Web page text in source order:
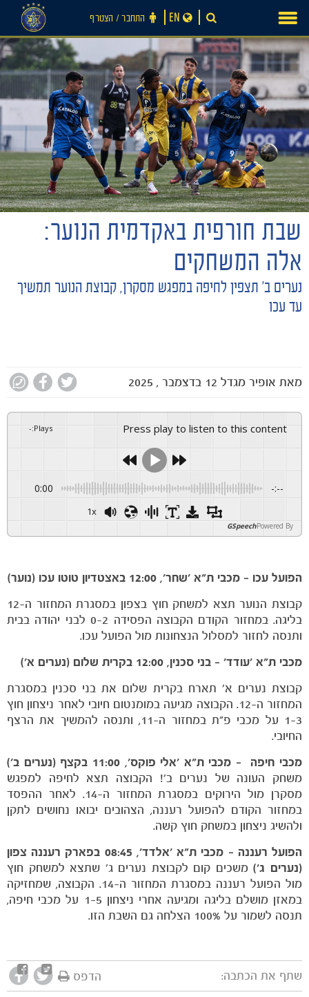
חדשות
הקבוצות
content
התחבר ‪/‬ הצטרף EN
שבת חורפית באקדמית הנוער:
אלה המשחקים
נערים ב׳ תצפין לחיפה במפגש מסקרן, קבוצת הנוער תמשיך
עד עכו
מאת אופיר מגדל 12 בדצמבר , 2025
Press play to listen to this content
Plays
:
-
0:00 -:--
1x
Powered By
GSpeech
הפועל עכו – מכבי ת״א ׳שחר׳, 12:00 באצטדיון טוטו עכו (נוער)
קבוצת הנוער תצא למשחק חוץ בצפון במסגרת המחזור ה-12
בליגה. במחזור הקודם הקבוצה הפסידה 0-2 לבני יהודה בבית
ותנסה לחזור למסלול הנצחונות מול הפועל עכו.
מכבי ת״א ׳עודד׳ – בני סכנין, 12:00 בקרית שלום (נערים א׳)
קבוצת נערים א׳ תארח בקרית שלום את בני סכנין במסגרת
המחזור ה-12. הקבוצה מגיעה במומנטום חיובי לאחר ניצחון חוץ
1-3 על מכבי פ״ת במחזור ה-11, ותנסה להמשיך את הרצף
החיובי.
מכבי חיפה – מכבי ת״א ׳אלי פוקס׳, 11:00 בקצף (נערים ב׳)
משחק העונה של נערים ב׳! הקבוצה תצא לחיפה למפגש
מסקרן מול הירוקים במסגרת המחזור ה-14. לאחר ההפסד
במחזור הקודם להפועל רעננה, הצהובים יבואו נחושים לתקן
ולהשיג ניצחון במשחק חוץ קשה.
הפועל רעננה – מכבי ת״א ׳אלדד׳, 08:45 בפארק רעננה צפון
(נערים ג׳)משכים קום לקבוצת נערים ג׳ שתצא למשחק חוץ
מול הפועל רעננה במסגרת המחזור ה-14. הקבוצה, שמחזיקה
במאזן מושלם בליגה ומגיעה אחרי ניצחון 1-5 על מכבי חיפה,
תנסה לשמור על 100% הצלחה גם השבת הזו.
שתף את הכתבה: הדפס